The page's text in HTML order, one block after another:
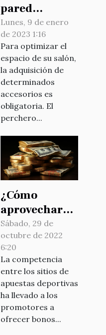
pared
minimalista
de madera:
¿por qué
optar por este
accesorio?
Lunes, 9 de enero
de 2023 1:16
Para optimizar el
espacio de su salón,
la adquisición de
determinados
accesorios es
obligatoria. El
perchero...
¿Cómo
aprovechar
los bonos de
los sitios de
apuestas
deportivas?
Sábado, 29 de
octubre de 2022
6:20
La competencia
entre los sitios de
apuestas deportivas
ha llevado a los
promotores a
ofrecer bonos...